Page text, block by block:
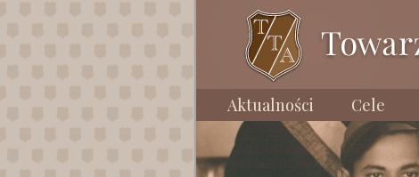
Aktualności Cele